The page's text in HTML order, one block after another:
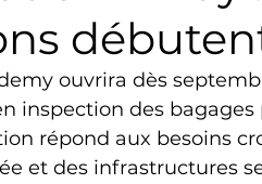
ouvrira dès
inspection des bagages
répond aux besoins
et des infrastructures